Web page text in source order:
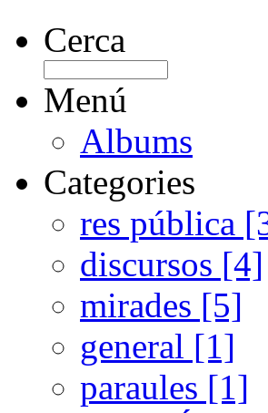
Cerca
Menú
Albums
Categories
res pública
discursos [4]
mirades [5]
general [1]
paraules [1]